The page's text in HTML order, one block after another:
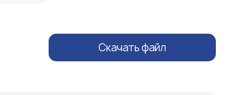
Скачать файл